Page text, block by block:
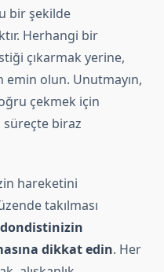
bir şekilde
Herhangi bir
çıkarmak yerine,
olun. Unutmayın,
çekmek için
süreçte biraz
hareketini
takılması
dikkat edin. Her